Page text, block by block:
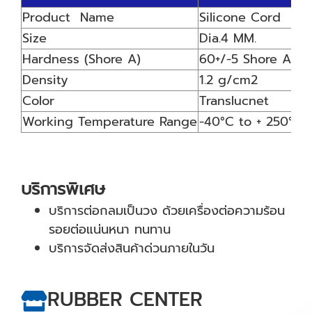
Product Name
Silicone Cord
Size
Dia.4 MM.
Hardness (Shore A)
60+/-5 Shore A
Density
1.2 g/cm2
Color
Translucnet
Working Temperature Range-40°C to + 250°C
บริการพิเศษ
บริการต่อกลมเป็นวง ด้วยเครื่องต่อความร้อน
รอยต่อแน่นหนา ทนทาน
บริการจัดส่งสินค้าด่วนภายในวัน
RUBBER CENTER